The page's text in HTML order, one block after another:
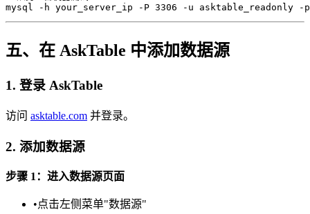
五、在 AskTable 中添加数据源
1. 登录 AskTable
访问 asktable.com 并登录。
2. 添加数据源
步骤 1：进入数据源页面
•点击左侧菜单"数据源"